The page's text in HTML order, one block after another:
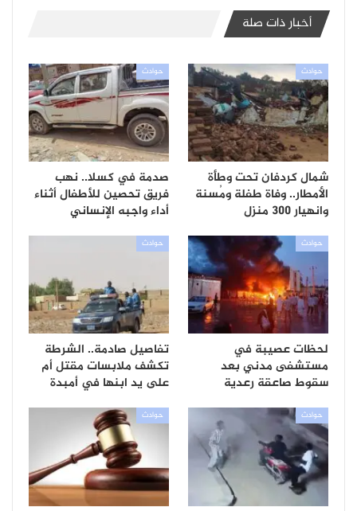
أخبار ذات صلة
حوادث
شمال كردفان تحت وطأة
الأمطار.. وفاة طفلة ومُسنة
وانهيار 300 منزل
حوادث
صدمة في كسلا.. نهب
فريق تحصين للأطفال أثناء
أداء واجبه الإنساني
حوادث
لحظات عصيبة في
مستشفى مدني بعد
سقوط صاعقة رعدية
حوادث
تفاصيل صادمة.. الشرطة
تكشف ملابسات مقتل أم
على يد ابنها في أمبدة
حوادث حوادث